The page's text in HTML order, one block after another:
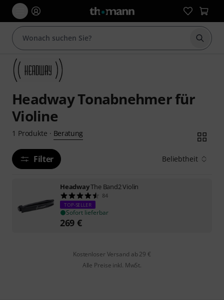
Suche
Headway Tonabnehmer für
Violine
1 Produkte · Beratung
Filter Beliebtheit
HeadwayThe Band2 Violin
84
TOP-SELLER
Sofort lieferbar
269 €
Kostenloser Versand ab 29 €
Alle Preise inkl. MwSt.